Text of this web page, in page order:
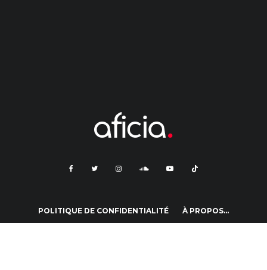
POLITIQUE DE CONFIDENTIALITÉ À PROPOS…